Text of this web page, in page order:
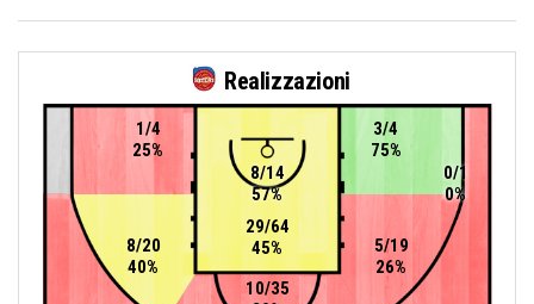
Realizzazioni
10/35
8/20
40%
1/4
25%
5/19
26%
3/4
75%
29/64
45%
8/14
57%
0/1
0%